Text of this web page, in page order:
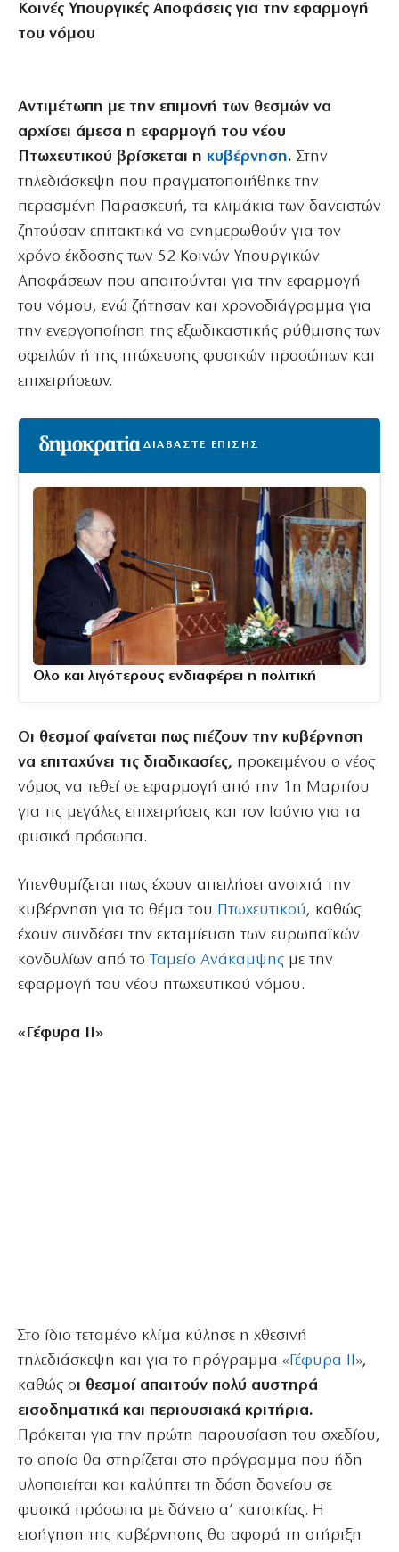
Κοινές Υπουργικές Αποφάσεις για την εφαρμογή
του νόμου
Αντιμέτωπη με την επιμονή των θεσμών να
αρχίσει άμεσα η εφαρμογή του νέου
Πτωχευτικού βρίσκεται η κυβέρνηση. Στην
τηλεδιάσκεψη που πραγματοποιήθηκε την
περασμένη Παρασκευή, τα κλιμάκια των δανειστών
ζητούσαν επιτακτικά να ενημερωθούν για τον
χρόνο έκδοσης των 52 Κοινών Υπουργικών
Αποφάσεων που απαιτούνται για την εφαρμογή
του νόμου, ενώ ζήτησαν και χρονοδιάγραμμα για
την ενεργοποίηση της εξωδικαστικής ρύθμισης των
οφειλών ή της πτώχευσης φυσικών προσώπων και
επιχειρήσεων.
ΔΙΑΒΑΣΤΕ ΕΠΙΣΗΣ
Ολο και λιγότερους ενδιαφέρει η πολιτική
Οι θεσμοί φαίνεται πως πιέζουν την κυβέρνηση
να επιταχύνει τις διαδικασίες, προκειμένου ο νέος
νόμος να τεθεί σε εφαρμογή από την 1η Μαρτίου
για τις μεγάλες επιχειρήσεις και τον Ιούνιο για τα
φυσικά πρόσωπα.
Υπενθυμίζεται πως έχουν απειλήσει ανοιχτά την
κυβέρνηση για το θέμα του Πτωχευτικού, καθώς
έχουν συνδέσει την εκταμίευση των ευρωπαϊκών
κονδυλίων από τοΤαμείο Ανάκαμψηςμε την
εφαρμογή του νέου πτωχευτικού νόμου.
«Γέφυρα ΙΙ»
Στο ίδιο τεταμένο κλίμα κύλησε η χθεσινή
τηλεδιάσκεψη και για το πρόγραμμα «Γέφυρα ΙΙ »,
καθώς οι θεσμοί απαιτούν πολύ αυστηρά
εισοδηματικά και περιουσιακά κριτήρια.
Πρόκειται για την πρώτη παρουσίαση του σχεδίου,
το οποίο θα στηρίζεται στο πρόγραμμα που ήδη
υλοποιείται και καλύπτει τη δόση δανείου σε
φυσικά πρόσωπα με δάνειο α’ κατοικίας. Η
εισήγηση της κυβέρνησης θα αφορά τη στήριξη